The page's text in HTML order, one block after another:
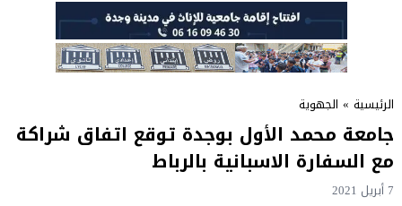
الرئيسية » الجهوية
جامعة محمد الأول بوجدة توقع اتفاق شراكة
مع السفارة الاسبانية بالرباط
7 أبريل 2021